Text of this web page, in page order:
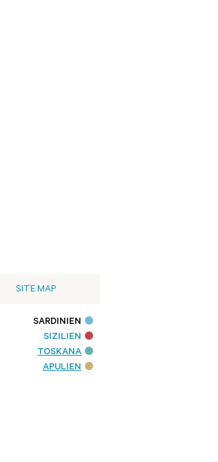
SITE MAP
SARDINIEN
SIZILIEN
TOSKANA
APULIEN